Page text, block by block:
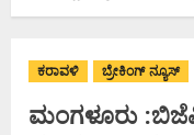
ಕರಾವಳಿ ಬ್ರೇಕಿಂಗ್ ನ್ಯೂಸ್
ಮಂಗಳೂರು :ಬಿಜೆಪಿ